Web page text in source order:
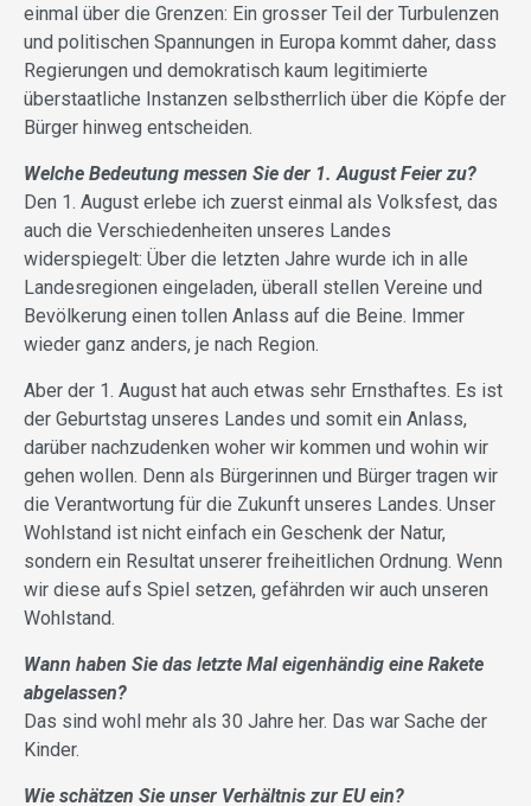
einmal über die Grenzen: Ein grosser Teil der Turbulenzen
und politischen Spannungen in Europa kommt daher, dass
Regierungen und demokratisch kaum legitimierte
überstaatliche Instanzen selbstherrlich über die Köpfe der
Bürger hinweg entscheiden.
Welche Bedeutung messen Sie der 1. August Feier zu?
Den 1. August erlebe ich zuerst einmal als Volksfest, das
auch die Verschiedenheiten unseres Landes
widerspiegelt: Über die letzten Jahre wurde ich in alle
Landesregionen eingeladen, überall stellen Vereine und
Bevölkerung einen tollen Anlass auf die Beine. Immer
wieder ganz anders, je nach Region.
Aber der 1. August hat auch etwas sehr Ernsthaftes. Es ist
der Geburtstag unseres Landes und somit ein Anlass,
darüber nachzudenken woher wir kommen und wohin wir
gehen wollen. Denn als Bürgerinnen und Bürger tragen wir
die Verantwortung für die Zukunft unseres Landes. Unser
Wohlstand ist nicht einfach ein Geschenk der Natur,
sondern ein Resultat unserer freiheitlichen Ordnung. Wenn
wir diese aufs Spiel setzen, gefährden wir auch unseren
Wohlstand.
Wann haben Sie das letzte Mal eigenhändig eine Rakete
abgelassen?
Das sind wohl mehr als 30 Jahre her. Das war Sache der
Kinder.
Wie schätzen Sie unser Verhältnis zur EU ein?